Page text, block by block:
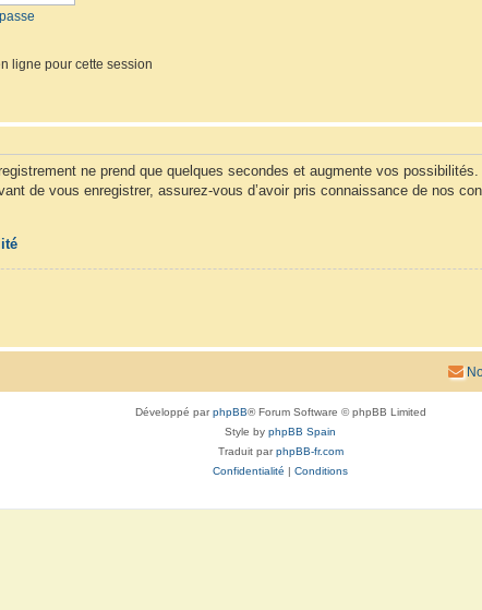
ligne pour cette session
ne prend que quelques secondes et augmente vos
de vous enregistrer, assurez-vous d’avoir pris connaissance de nos
Développé parphpBB® Forum Software © phpBB Limited
Style by phpBB Spain
Traduit parphpBB-fr.com
Confidentialité
Conditions